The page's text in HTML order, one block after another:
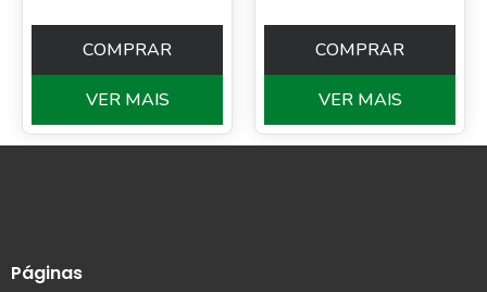
COMPRAR
VER MAIS
COMPRAR
VER MAIS
Páginas